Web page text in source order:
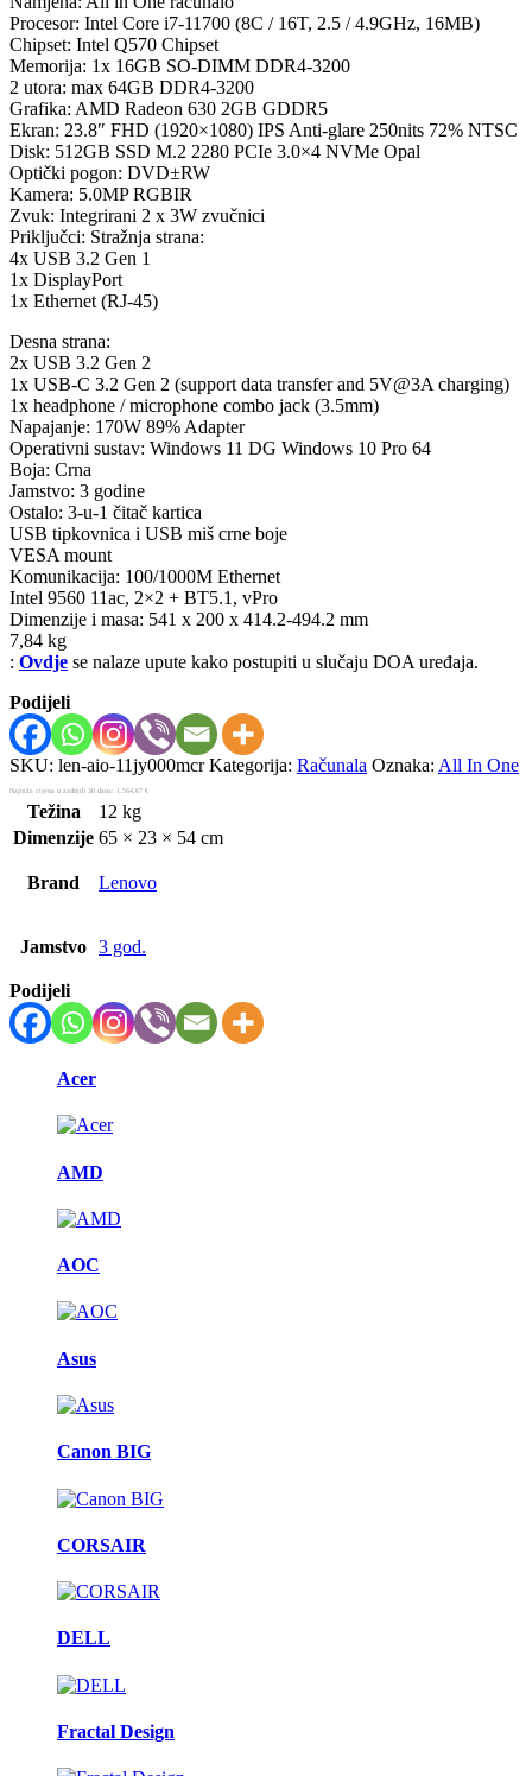
Procesor: Intel Core i7-11700 (8C / 16T, 2.5 / 4.9GHz, 16MB)
Chipset: Intel Q570 Chipset
Memorija: 1x 16GB SO-DIMM DDR4-3200
2 utora: max 64GB DDR4-3200
Grafika: AMD Radeon 630 2GB GDDR5
Ekran: 23.8″ FHD (1920×1080) IPS Anti-glare 250nits 72% NTSC
Disk: 512GB SSD M.2 2280 PCIe 3.0×4 NVMe Opal
Optički pogon: DVD±RW
Kamera: 5.0MP RGBIR
Zvuk: Integrirani 2 x 3W zvučnici
Priključci: Stražnja strana:
4x USB 3.2 Gen 1
1x DisplayPort
1x Ethernet (RJ-45)
Desna strana:
2x USB 3.2 Gen 2
1x USB-C 3.2 Gen 2 (support data transfer and 5V@3A charging)
1x headphone / microphone combo jack (3.5mm)
Napajanje: 170W 89% Adapter
Operativni sustav: Windows 11 DG Windows 10 Pro 64
Boja: Crna
Jamstvo: 3 godine
Ostalo: 3-u-1 čitač kartica
USB tipkovnica i USB miš crne boje
VESA mount
Komunikacija: 100/1000M Ethernet
Intel 9560 11ac, 2×2 + BT5.1, vPro
Dimenzije i masa: 541 x 200 x 414.2-494.2 mm
7,84 kg
: Ovdje se nalaze upute kako postupiti u slučaju DOA uređaja.
Podijeli
SKU: len-aio-11jy000mcr Kategorija: Računala Oznaka: All In One
Najniža cijena u zadnjih 30 dana: 1.564,67 €
Težina
12 kg
Dimenzije 65 × 23 × 54 cm
Brand Lenovo
Jamstvo 3 god.
Podijeli
Brands Carousel
Acer
AMD
AOC
Asus
Canon BIG
CORSAIR
DELL
Fractal Design